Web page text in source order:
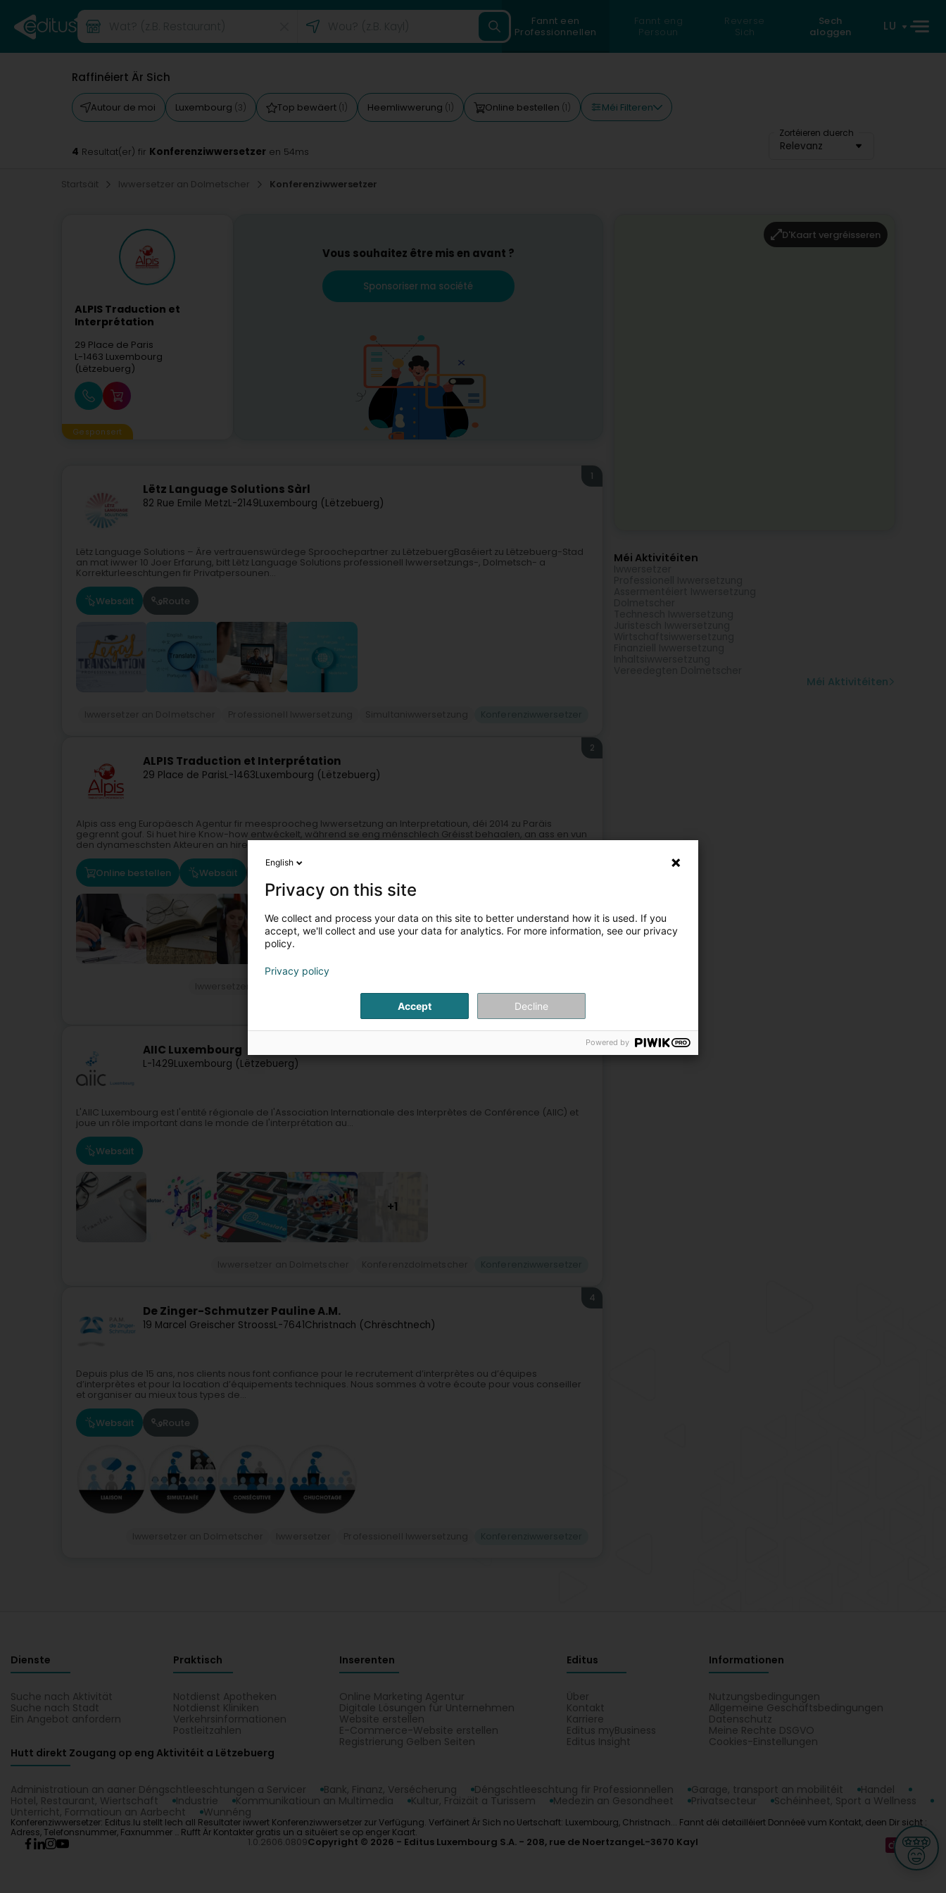
Fannt een
Professionnellen
Fannt eng
Persoun
Reverse
Sich
Sech
aloggen
LU
Raffinéiert Är Sich
Autour de moi Luxembourg (3) Top bewäert (1) Heemliwwerung (1) Online bestellen (1) Méi Filteren
Zortéieren duerch
Relevanz
4 Resultat(er) fir Konferenziwwersetzer en 54ms
Startsäit Iwwersetzer an Dolmetscher Konferenziwwersetzer
ALPIS Traduction et
Interprétation
29 Place de Paris
L-1463 Luxembourg
(Lëtzebuerg)
Gesponsert
Vous souhaitez être mis en avant ?
Sponsoriser ma société
Lëtz Language Solutions Sàrl
82 Rue Emile MetzL-2149Luxembourg (Lëtzebuerg)
1
Lëtz Language Solutions – Äre vertrauenswürdege Sproochepartner zu LëtzebuergBaséiert zu Lëtzebuerg-Stad
an mat iwwer 10 Joer Erfarung, bitt Lëtz Language Solutions professionell Iwwersetzungs-, Dolmetsch- a
Korrekturleeschtungen fir Privatpersounen...
Websäit Route
ALPIS Traduction et Interprétation
29 Place de ParisL-1463Luxembourg (Lëtzebuerg)
2
Alpis ass eng Europäesch Agentur fir meesproocheg Iwwersetzung an Interpretatioun, déi 2014 zu Paräis
gegrennt gouf. Si huet hire Know-how entwéckelt, während se eng ménschlech Gréisst behaalen, an ass en vun
den dynameschsten Akteuren an hirem...
Online bestellen Websäit
Konferenziwwersetzer
AIIC Luxembourg
L-1429Luxembourg (Lëtzebuerg)
L'AIIC Luxembourg est l'entité régionale de l'Association Internationale des Interprètes de Conférence (AIIC) et
joue un rôle important dans le monde de l'interprétation au...
Websäit
+1
De Zinger-Schmutzer Pauline A.M.
19 Marcel Greischer StroossL-7641Christnach (Chrëschtnech)
4
Depuis plus de 15 ans, nos clients nous font confiance pour le recrutement d’interprètes ou d’équipes
d’interprètes et pour la location d’équipements techniques. Nous sommes à votre écoute pour vous conseiller
et organiser au mieux tous types de...
Websäit Route
D'Kaart vergréisseren
Méi Aktivitéiten
Méi Aktivitéiten
Dienste
Suche nach Aktivität
Suche nach Stadt
Ein Angebot anfordern
Praktisch
Notdienst Apotheken
Notdienst Kliniken
Verkehrsinformationen
Postleitzahlen
Inserenten
Online Marketing Agentur
Digitale Lösungen für Unternehmen
Website erstellen
E-Commerce-Website erstellen
Registrierung Gelben Seiten
Editus
Über
Kontakt
Karriere
Editus myBusiness
Editus Insight
Informationen
Nutzungsbedingungen
Allgemeine Geschäftsbedingungen
Datenschutz
Meine Rechte DSGVO
Cookies-Einstellungen
Hutt direkt Zougang op eng Aktivitéit a Lëtzebuerg
Administratioun an aaner Déngschtleeschtungen a Servicer Bank, Finanz, Versécherung Déngschtleeschtung fir Professionnellen Garage, transport an mobilitéit
Handel
Hotel, Restaurant, Wiertschaft
Industrie Kommunikatioun an Multimedia Kultur, Fräizäit a Turissem Medezin an Gesondheet Privatsecteur
Schéinheet, Sport a Wellness
Unterricht, Formatioun an Aarbecht
Wunnéng
Konferenziwwersetzer: Editus.lu stellt Iech all Resultater iwwert Konferenziwwersetzer zur Verfügung. Verfäinert Är Sich no Uertschaft: Luxembourg, Christnach... Fannt déi detailléiert Donnéeë vum Kontakt, deen Dir sicht :
Adress, Telefonsnummer, Faxnummer … Rufft Är Kontakter gratis un a situéiert se op enger Kaart.
1.0.2606.0809Copyright © 2026 Editus Luxembourg S.A. 208, rue de NoertzangeL-3670 Kayl
English
Privacy on this site
We collect and process your data on this site to better understand how it is used. If you
accept, we'll collect and use your data for analytics. For more information, see our privacy
policy.
Privacy policy
Accept Decline
Powered by